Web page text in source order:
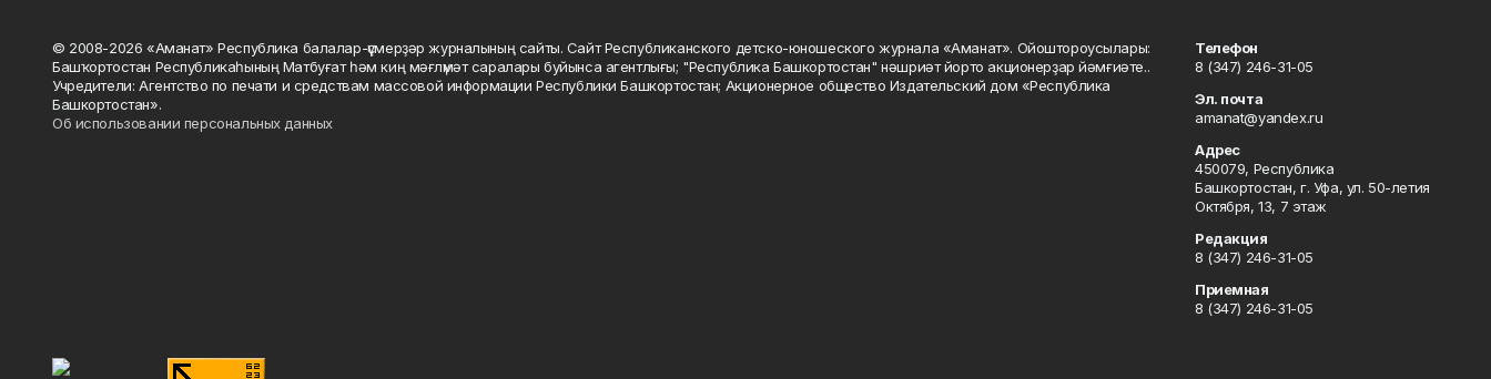
© 2008-2026 «Аманат» Республика балалар-үҫмерҙәр журналының сайты. Сайт Республиканского детско-юношеского журнала «Аманат». Ойоштороусылары:
Башҡортостан Республикаһының Матбуғат һәм киң мәғлүмәт саралары буйынса агентлығы; "Республика Башкортостан" нәшриәт йорто акционерҙар йәмғиәте..
Учредители: Агентство по печати и средствам массовой информации Республики Башкортостан; Акционерное общество Издательский дом «Республика
Башкортостан».
Об использовании персональных данных
Телефон
8 (347) 246-31-05
Эл. почта
amanat@yandex.ru
Адрес
450079, Республика
Башкортостан, г. Уфа, ул. 50-летия
Октября, 13, 7 этаж
Редакция
8 (347) 246-31-05
Приемная
8 (347) 246-31-05